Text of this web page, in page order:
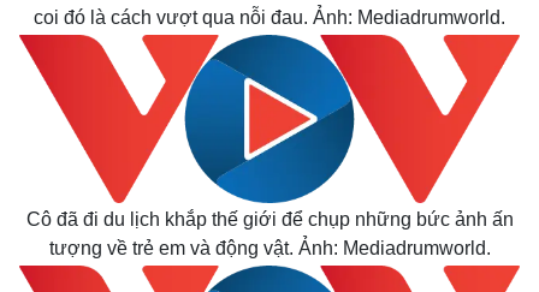
coi đó là cách vượt qua nỗi đau. Ảnh: Mediadrumworld.
Cô đã đi du lịch khắp thế giới để chụp những bức ảnh ấn
tượng về trẻ em và động vật. Ảnh: Mediadrumworld.